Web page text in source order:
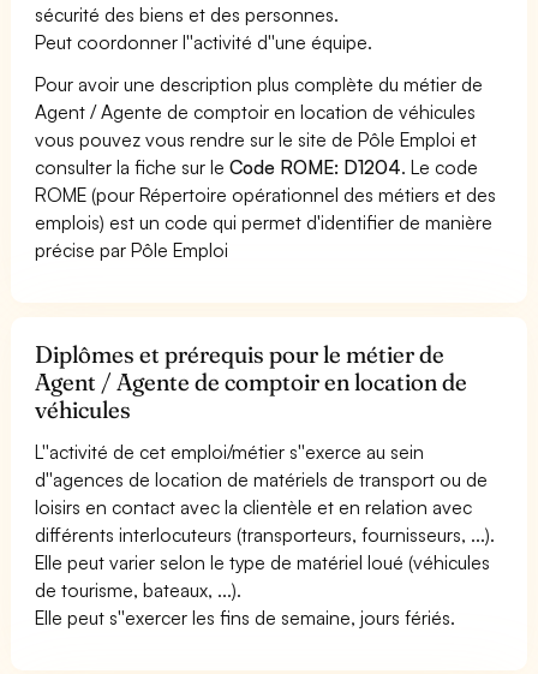
sécurité des biens et des personnes.
Peut coordonner l''activité d''une équipe.
Pour avoir une description plus complète du métier de
Agent / Agente de comptoir en location de véhicules
vous pouvez vous rendre sur le site de Pôle Emploi et
consulter la fiche sur leCode ROME: D1204. Le code
ROME (pour Répertoire opérationnel des métiers et des
emplois) est un code qui permet d'identifier de manière
précise par Pôle Emploi
Diplômes et prérequis pour le métier de
Agent / Agente de comptoir en location de
véhicules
L''activité de cet emploi/métier s''exerce au sein
d''agences de location de matériels de transport ou de
loisirs en contact avec la clientèle et en relation avec
différents interlocuteurs (transporteurs, fournisseurs, ...).
Elle peut varier selon le type de matériel loué (véhicules
de tourisme, bateaux, ...).
Elle peut s''exercer les fins de semaine, jours fériés.